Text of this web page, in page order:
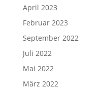
April 2023
Februar 2023
September 2022
Juli 2022
Mai 2022
März 2022